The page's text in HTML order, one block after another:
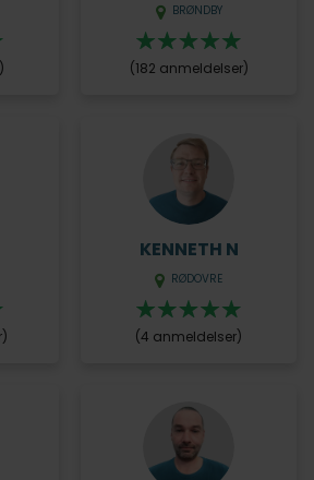
BRØNDBY
(182 anmeldelser)
KENNETH N
RØDOVRE
(4 anmeldelser)